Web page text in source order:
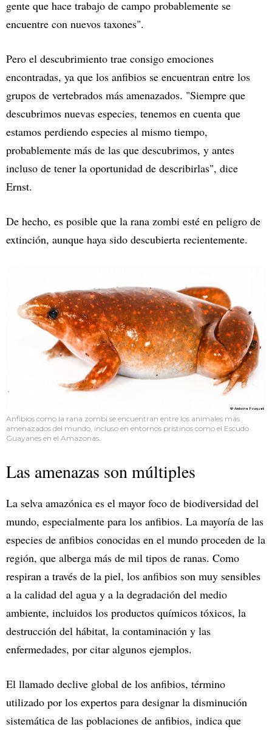
gente que hace trabajo de campo probablemente se
encuentre con nuevos taxones".
Pero el descubrimiento trae consigo emociones
encontradas, ya que los anfibios se encuentran entre los
grupos de vertebrados más amenazados. "Siempre que
descubrimos nuevas especies, tenemos en cuenta que
estamos perdiendo especies al mismo tiempo,
probablemente más de las que descubrimos, y antes
incluso de tener la oportunidad de describirlas", dice
Ernst.
De hecho, es posible que la rana zombi esté en peligro de
extinción, aunque haya sido descubierta recientemente.
Anfibios como la rana zombi se encuentran entre los animales más
amenazados del mundo, incluso en entornos prístinos como el Escudo
Guayanés en el Amazonas.
Las amenazas son múltiples
La selva amazónica es el mayor foco de biodiversidad del
mundo, especialmente para los anfibios. La mayoría de las
especies de anfibios conocidas en el mundo proceden de la
región, que alberga más de mil tipos de ranas. Como
respiran a través de la piel, los anfibios son muy sensibles
a la calidad del agua y a la degradación del medio
ambiente, incluidos los productos químicos tóxicos, la
destrucción del hábitat, la contaminación y las
enfermedades, por citar algunos ejemplos.
El llamado declive global de los anfibios, término
utilizado por los expertos para designar la disminución
sistemática de las poblaciones de anfibios, indica que